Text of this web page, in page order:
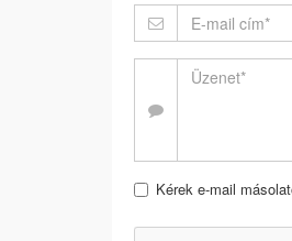
Kérek e-mail